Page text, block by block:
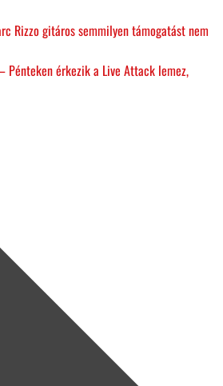
Rizzo gitáros semmilyen támogatást nem
– Pénteken érkezik a Live Attack lemez,